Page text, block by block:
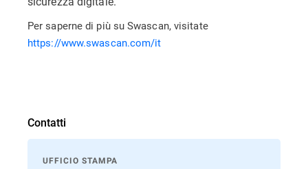
Per saperne di più su Swascan, visitate
https://www.swascan.com/it
Contatti
UFFICIO STAMPA